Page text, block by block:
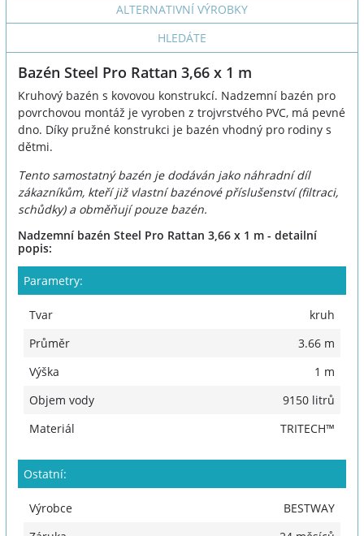
ALTERNATIVNÍ VÝROBKY
HLEDÁTE
Bazén Steel Pro Rattan 3,66 x 1 m
Kruhový bazén s kovovou konstrukcí. Nadzemní bazén pro
povrchovou montáž je vyroben z trojvrstvého PVC, má pevné
dno. Díky pružné konstrukci je bazén vhodný pro rodiny s
dětmi.
Tento samostatný bazén je dodáván jako náhradní díl
zákazníkům, kteří již vlastní bazénové příslušenství (filtraci,
schůdky) a obměňují pouze bazén.
Nadzemní bazén Steel Pro Rattan 3,66 x 1 m - detailní
popis:
Parametry:
Tvar
kruh
Průměr
3.66 m
Výška
1 m
Objem vody
9150 litrů
Materiál
TRITECH™
Ostatní:
Výrobce
BESTWAY